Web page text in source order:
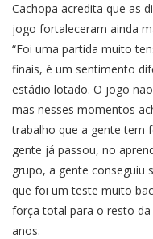
Cachopa acredita que as
jogo fortaleceram ainda
“Foi uma partida muito
finais, é um sentimento
estádio lotado. O jogo
mas nesses momentos
trabalho que a gente tem
gente já passou, no
grupo, a gente conseguiu
que foi um teste muito
força total para o resto da
anos.